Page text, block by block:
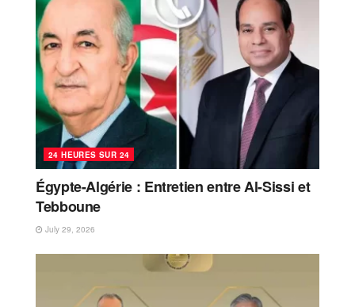
24 HEURES SUR 24
Égypte-Algérie : Entretien entre Al-Sissi et
Tebboune
July 29, 2026